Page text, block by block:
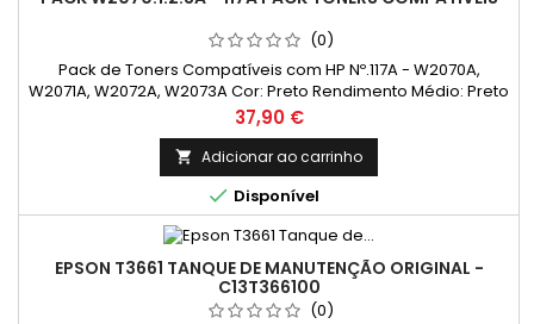
(0)
Pack de Toners Compatíveis com HP Nº.117A - W2070A,
W2071A, W2072A, W2073A Cor: Preto Rendimento Médio: Preto
1,000 Páginas* / Cor 700 Páginas*
Preço
37,90 €
 Adicionar ao carrinho
 Disponível
EPSON T3661 TANQUE DE MANUTENÇÃO ORIGINAL -
C13T366100
(0)